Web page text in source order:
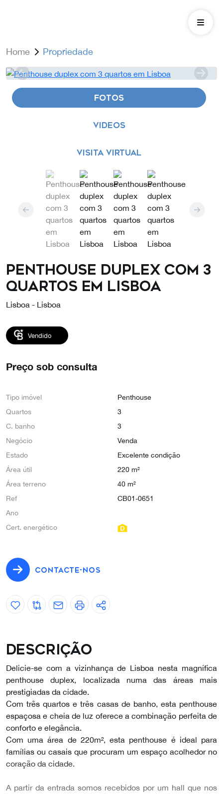
Home Propriedade
FOTOS
VIDEOS
VISITA VIRTUAL
Penthouse duplex com 3
quartos em Lisboa
Lisboa - Lisboa
Vendido
Preço sob consulta
Tipo imóvel
Penthouse
Quartos
3
C. banho
3
Negócio
Venda
Estado
Excelente condição
Área útil
220 m²
Área terreno
40 m²
Ref
CB01-0651
Ano
Cert. energético
CONTACTE-NOS
Descrição
Delicie-se com a vizinhança de Lisboa nesta magnífica
penthouse duplex, localizada numa das áreas mais
prestigiadas da cidade.
Com três quartos e três casas de banho, esta penthouse
espaçosa e cheia de luz oferece a combinação perfeita de
conforto e elegância.
Com uma área de 220m², esta penthouse é ideal para
famílias ou casais que procuram um espaço acolhedor no
coração da cidade.
A partir da entrada somos recebidos por um hall que nos